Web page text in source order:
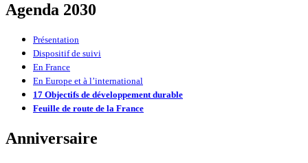
Agenda 2030
Présentation
Dispositif de suivi
En France
En Europe et à l’international
17 Objectifs de développement durable
Feuille de route de la France
Anniversaire